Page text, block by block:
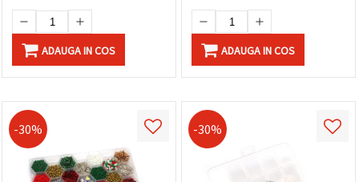
ADAUGA IN COS ADAUGA IN COS
-30% -30%